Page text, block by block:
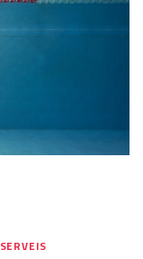
SERVEIS